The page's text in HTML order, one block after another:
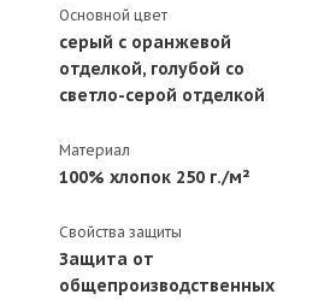
Основной цвет
серый с оранжевой
отделкой, голубой со
светло-серой отделкой
Материал
100% хлопок 250 г./м²
Свойства защиты
Защита от
общепроизводственных